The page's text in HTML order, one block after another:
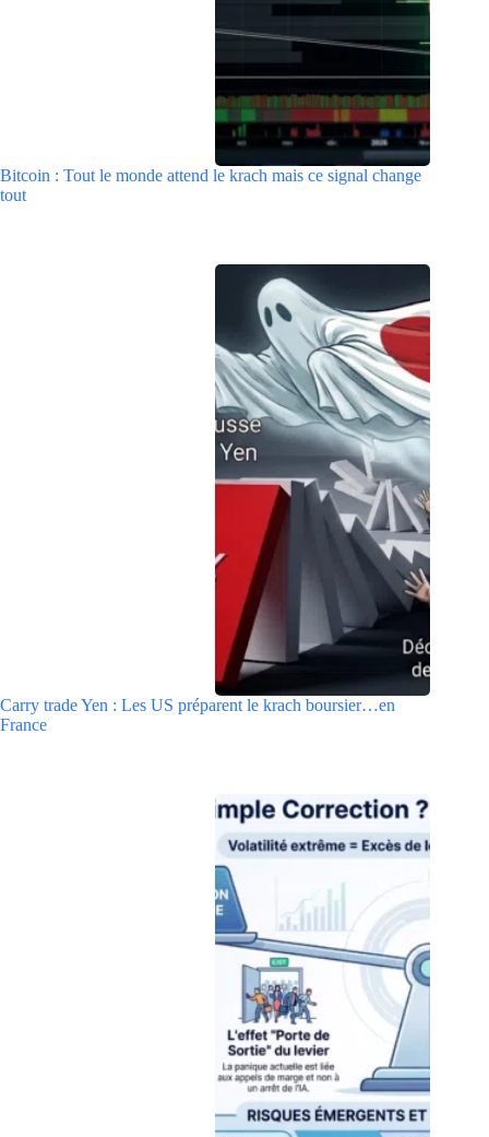
Bitcoin : Tout le monde attend le krach mais ce signal change
tout
Carry trade Yen : Les US préparent le krach boursier…en
France